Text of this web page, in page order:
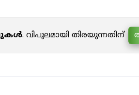
. വിപുലമായി തിരയുന്നതിന്